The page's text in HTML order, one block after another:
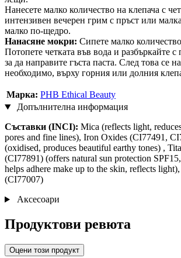
Нанесете малко количество на клепача с
интензивен вечерен грим с пръст или
малко по-щедро.
Нанасяне мокри: Сипете малко
Потопете четката във вода и разбъркайте с
за да направите гъста паста. След това се
необходимо, върху горния или долния
Марка: PHB Ethical Beauty
Допълнителна информация
Съставки (INCI): Mica (reflects light,
pores and fine lines), Iron Oxides (CI77491,
(oxidised, produces beautiful earthy tones) ,
(CI77891) (offers natural sun protection
helps adhere make up to the skin, reflects
(CI77007)
Аксесоари
Продуктови ревюта
Оцени този продукт